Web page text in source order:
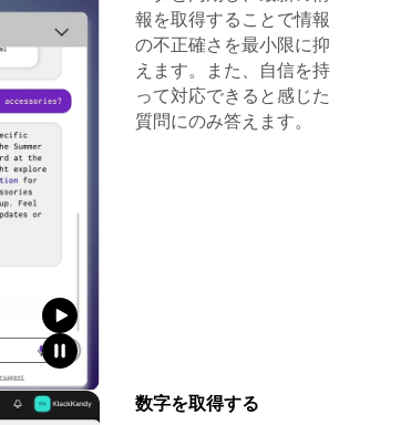
報を取得することで情報
の不正確さを最小限に抑
えます。また、自信を持
って対応できると感じた
質問にのみ答えます。
数字を取得する